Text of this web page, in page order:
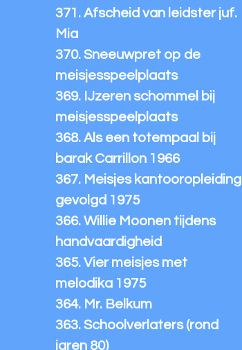
371. Afscheid van leidster juf.
Mia
370. Sneeuwpret op de
meisjesspeelplaats
369. IJzeren schommel bij
meisjesspeelplaats
368. Als een totempaal bij
barak Carrillon 1966
367. Meisjes kantooropleiding
gevolgd 1975
366. Willie Moonen tijdens
handvaardigheid
365. Vier meisjes met
melodika 1975
364. Mr. Belkum
363. Schoolverlaters (rond
jaren 80)